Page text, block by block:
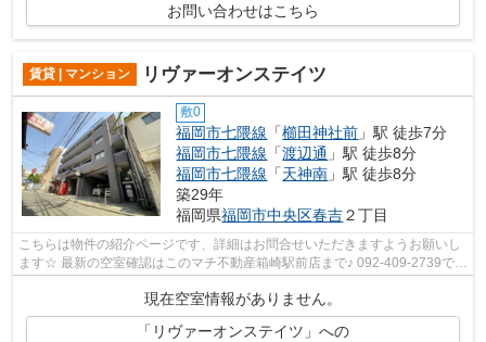
お問い合わせはこちら
賃貸 | マンション リヴァーオンステイツ
敷0
福岡市七隈線 「櫛田神社前 」駅 徒歩7分
福岡市七隈線 「渡辺通 」駅 徒歩8分
福岡市七隈線 「天神南 」駅 徒歩8分
築29年
福岡県福岡市中央区春吉２丁目
こちらは物件の紹介ページです、詳細はお問合せいただきますようお願いし
ます☆ 最新の空室確認はこのマチ不動産箱崎駅前店まで♪ 092-409-2739で
す！迅速に対応致します！！！！！♪
現在空室情報がありません。
「リヴァーオンステイツ」への